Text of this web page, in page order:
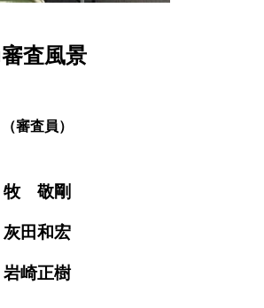
査風景
（審査員）
牧 敬剛
灰田和宏
岩崎正樹